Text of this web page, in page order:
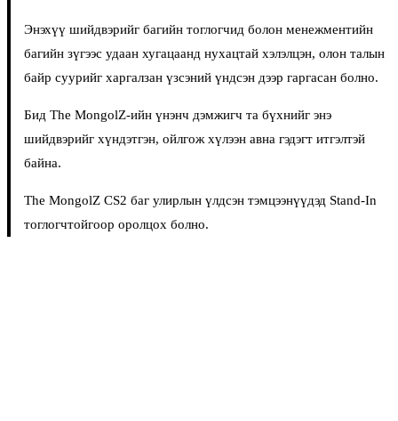
Энэхүү шийдвэрийг багийн тоглогчид болон менежментийн
багийн зүгээс удаан хугацаанд нухацтай хэлэлцэн, олон талын
байр суурийг харгалзан үзсэний үндсэн дээр гаргасан болно.
Бид The MongolZ-ийн үнэнч дэмжигч та бүхнийг энэ
шийдвэрийг хүндэтгэн, ойлгож хүлээн авна гэдэгт итгэлтэй
байна.
The MongolZ CS2 баг улирлын үлдсэн тэмцээнүүдэд Stand-In
тоглогчтойгоор оролцох болно.